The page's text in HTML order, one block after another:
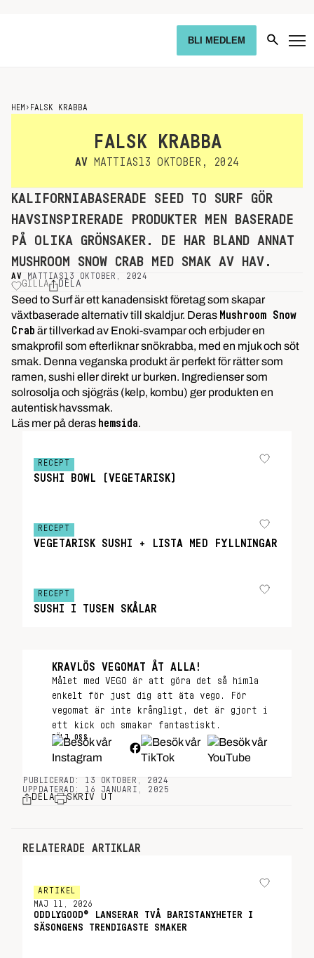
BLI MEDLEM
HEM › FALSK KRABBA
FALSK KRABBA
AV MATTIAS 13 OKTOBER, 2024
KALIFORNIABASERADE SEED TO SURF GÖR
HAVSINSPIRERADE PRODUKTER MEN BASERADE
PÅ OLIKA GRÖNSAKER. DE HAR BLAND ANNAT
MUSHROOM SNOW CRAB MED SMAK AV HAV.
AV MATTIAS13 OKTOBER, 2024
GILLA DELA
Seed to Surf är ett kanadensiskt företag som skapar
växtbaserade alternativ till skaldjur. Deras Mushroom Snow
Crab är tillverkad av Enoki-svampar och erbjuder en
smakprofil som efterliknar snökrabba, med en mjuk och söt
smak. Denna veganska produkt är perfekt för rätter som
ramen, sushi eller direkt ur burken. Ingredienser som
solrosolja och sjögräs (kelp, kombu) ger produkten en
autentisk havssmak.
Läs mer på deras hemsida.
RECEPT
SUSHI BOWL (VEGETARISK)
RECEPT
VEGETARISK SUSHI + LISTA MED FYLLNINGAR
RECEPT
SUSHI I TUSEN SKÅLAR
KRAVLÖS VEGOMAT ÅT ALLA!
Målet med VEGO är att göra det så himla
enkelt för just dig att äta vego. För
vegomat är inte krångligt, det är gjort i
ett kick och smakar fantastiskt.
FÖLJ OSS
PUBLICERAD: 13 OKTOBER, 2024
UPPDATERAD: 16 JANUARI, 2025
DELA SKRIV UT
RELATERADE ARTIKLAR
ARTIKEL
MAJ 11, 2026
ODDLYGOOD® LANSERAR TVÅ BARISTANYHETER I
SÄSONGENS TRENDIGASTE SMAKER